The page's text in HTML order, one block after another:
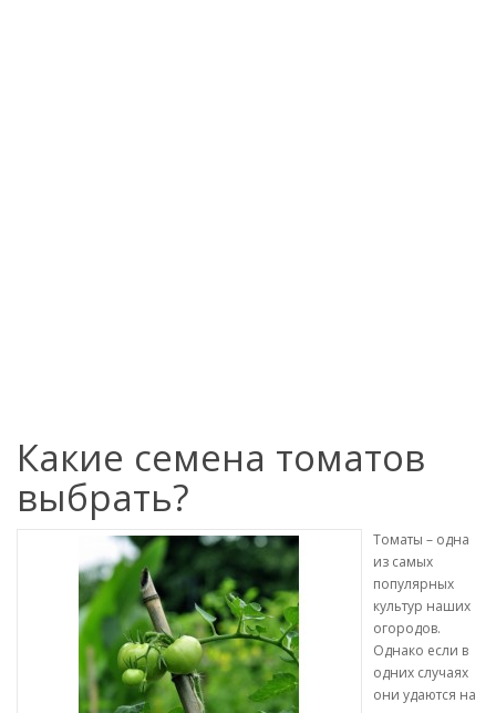
Какие семена томатов
выбрать?
Томаты – одна
из самых
популярных
культур наших
огородов.
Однако если в
одних случаях
они удаются на